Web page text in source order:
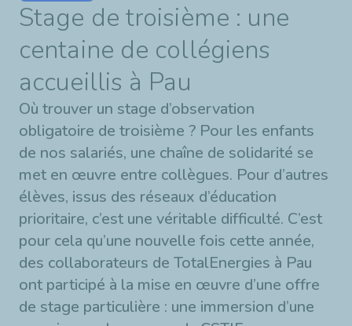
Stage de troisième : une
centaine de collégiens
accueillis à Pau
Où trouver un stage d’observation
obligatoire de troisième ? Pour les enfants
de nos salariés, une chaîne de solidarité se
met en œuvre entre collègues. Pour d’autres
élèves, issus des réseaux d’éducation
prioritaire, c’est une véritable difficulté. C’est
pour cela qu’une nouvelle fois cette année,
des collaborateurs de TotalEnergies à Pau
ont participé à la mise en œuvre d’une offre
de stage particulière : une immersion d’une